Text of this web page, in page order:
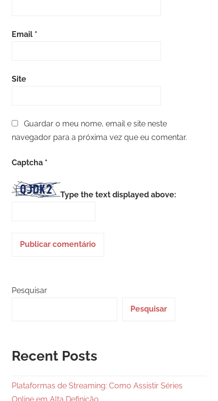
Email *
Site
Guardar o meu nome, email e site neste
navegador para a próxima vez que eu comentar.
Captcha *
Type the text displayed above:
Pesquisar
Pesquisar
Recent Posts
Plataformas de Streaming: Como Assistir Séries